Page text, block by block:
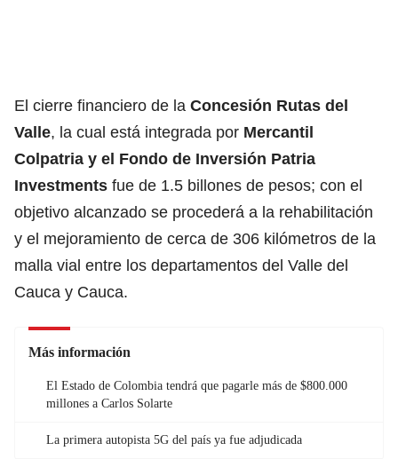
El cierre financiero de la Concesión Rutas del
Valle, la cual está integrada por Mercantil
Colpatria y el Fondo de Inversión Patria
Investments fue de 1.5 billones de pesos; con el
objetivo alcanzado se procederá a la rehabilitación
y el mejoramiento de cerca de 306 kilómetros de la
malla vial entre los departamentos del Valle del
Cauca y Cauca.
Más información
El Estado de Colombia tendrá que pagarle más de $800.000
millones a Carlos Solarte
La primera autopista 5G del país ya fue adjudicada